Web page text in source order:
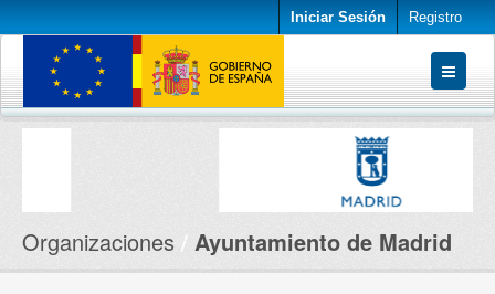
Iniciar Sesión Registro
Conjuntos de datos
Organizaciones Ayuntamiento de Madrid